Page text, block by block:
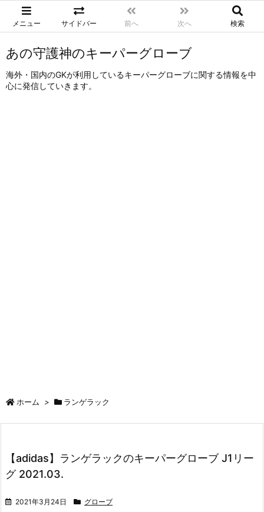
メニュー サイドバー 前へ 次へ 検索
あの守護神のキーパーグローブ
海外・国内のGKが利用しているキーパーグローブに関する情報を中
心に発信していきます。
ホーム > ランゲラック
【adidas】ランゲラックのキーパーグローブ J1リー
グ 2021.03.
2021年3月24日 グローブ